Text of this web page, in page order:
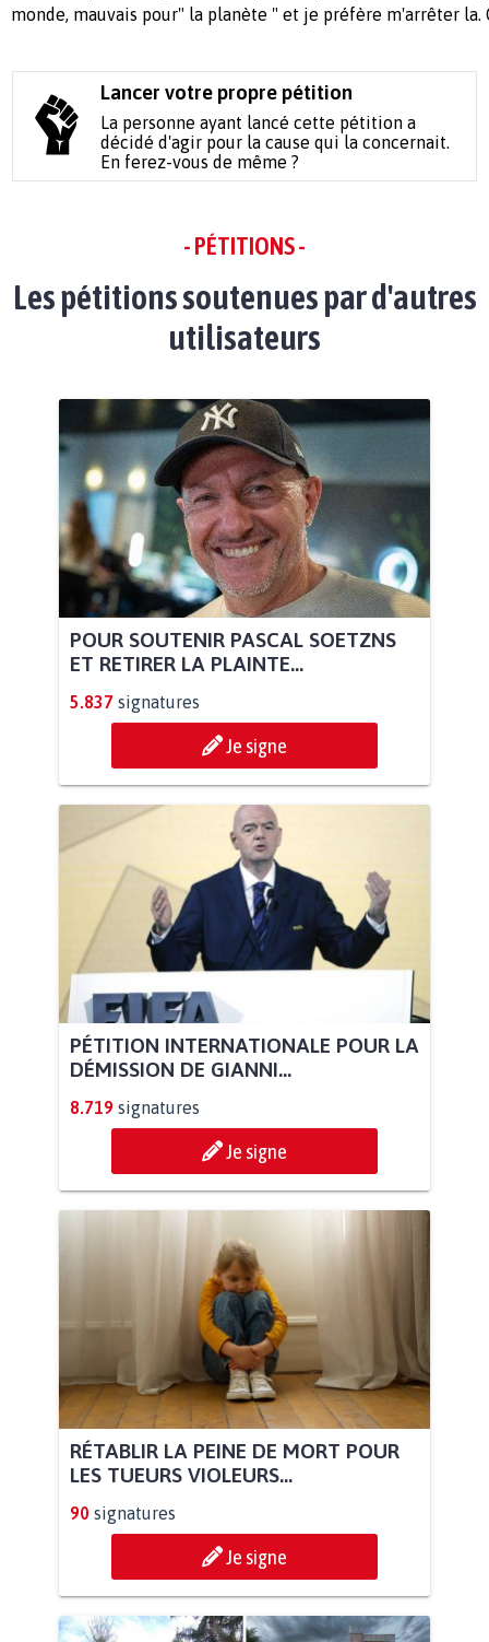
monde, mauvais pour" la planète " et je préfère m'arrêter
Lancer votre propre pétition
La personne ayant lancé cette pétition a
décidé d'agir pour la cause qui la concernait.
En ferez-vous de même ?
- PÉTITIONS -
Les pétitions soutenues par d'autres
utilisateurs
POUR SOUTENIR PASCAL SOETZNS
ET RETIRER LA PLAINTE...
5.837 signatures
Je signe
PÉTITION INTERNATIONALE POUR LA
DÉMISSION DE GIANNI...
8.719 signatures
Je signe
RÉTABLIR LA PEINE DE MORT POUR
LES TUEURS VIOLEURS...
90 signatures
Je signe